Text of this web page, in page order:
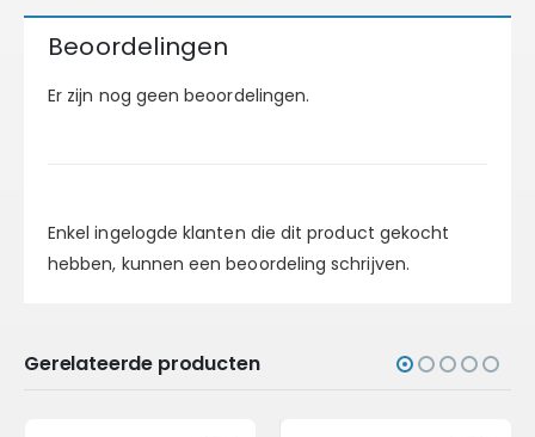
Beoordelingen
Er zijn nog geen beoordelingen.
Enkel ingelogde klanten die dit product gekocht
hebben, kunnen een beoordeling schrijven.
Gerelateerde producten